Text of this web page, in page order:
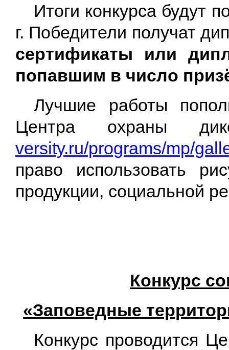
Итоги конкурса будут
г. Победители получат
сертификаты или
попавшим в число
Лучшие работы
Центра охраны
versity.ru/programs/mp/
право использовать
продукции, социальной
Конкурс
«Заповедные
Конкурс проводится